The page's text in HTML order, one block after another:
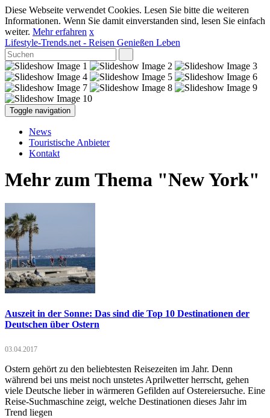
Diese Webseite verwendet Cookies. Lesen Sie bitte die weiteren
Informationen. Wenn Sie damit einverstanden sind, lesen Sie einfach
weiter. Mehr erfahren x
Lifestyle-Trends.net - Reisen Genießen Leben
Toggle navigation
News
Touristische Anbieter
Kontakt
Mehr zum Thema "New York"
Auszeit in der Sonne: Das sind die Top 10 Destinationen der
Deutschen über Ostern
03.04.2017
Ostern gehört zu den beliebtesten Reisezeiten im Jahr. Denn
während bei uns meist noch unstetes Aprilwetter herrscht, gehen
viele Deutsche lieber in wärmeren Gefilden auf Ostereiersuche. Eine
Reise-Suchmaschine zeigt, welche Destinationen dieses Jahr im
Trend liegen